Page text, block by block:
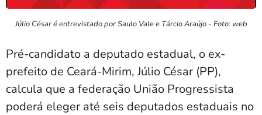
Júlio César é entrevistado por Saulo Vale e Tárcio Araújo - Foto: web
Pré-candidato a deputado estadual, o ex-
prefeito de Ceará-Mirim, Júlio César (PP),
calcula que a federação União Progressista
poderá eleger até seis deputados estaduais no